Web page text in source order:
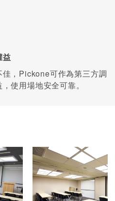
益
，Pickone可作為第三方調
使用場地安全可靠。